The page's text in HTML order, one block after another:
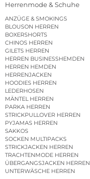
Herrenmode & Schuhe
ANZÜGE & SMOKINGS
BLOUSON HERREN
BOXERSHORTS
CHINOS HERREN
GILETS HERREN
HERREN BUSINESSHEMDEN
HERREN HEMDEN
HERRENJACKEN
HOODIES HERREN
LEDERHOSEN
MÄNTEL HERREN
PARKA HERREN
STRICKPULLOVER HERREN
PYJAMAS HERREN
SAKKOS
SOCKEN MULTIPACKS
STRICKJACKEN HERREN
TRACHTENMODE HERREN
ÜBERGANGSJACKEN HERREN
UNTERWÄSCHE HERREN